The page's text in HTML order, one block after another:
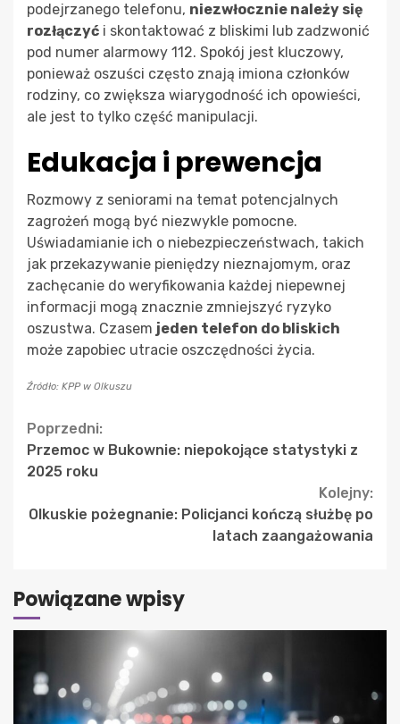
podejrzanego telefonu, niezwłocznie należy się
rozłączyć i skontaktować z bliskimi lub zadzwonić
pod numer alarmowy 112. Spokój jest kluczowy,
ponieważ oszuści często znają imiona członków
rodziny, co zwiększa wiarygodność ich opowieści,
ale jest to tylko część manipulacji.
Edukacja i prewencja
Rozmowy z seniorami na temat potencjalnych
zagrożeń mogą być niezwykle pomocne.
Uświadamianie ich o niebezpieczeństwach, takich
jak przekazywanie pieniędzy nieznajomym, oraz
zachęcanie do weryfikowania każdej niepewnej
informacji mogą znacznie zmniejszyć ryzyko
oszustwa. Czasem jeden telefon do bliskich
może zapobiec utracie oszczędności życia.
Źródło: KPP w Olkuszu
Continue
Reading
Poprzedni:
Przemoc w Bukownie: niepokojące statystyki z
2025 roku
Kolejny:
Olkuskie pożegnanie: Policjanci kończą służbę po
latach zaangażowania
Powiązane wpisy